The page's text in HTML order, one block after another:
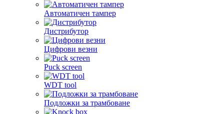
Автоматичен тампер
Дистрибутор
Цифрови везни
Puck screen
WDT tool
Подложки за трамбоване